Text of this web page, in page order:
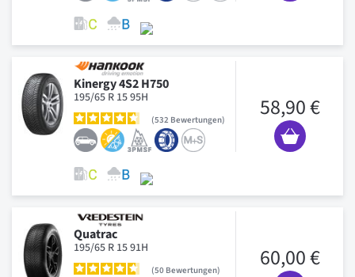
Kinergy 4S2 H750
195/65 R 15 95H
532 Bewertungen 58,90 €
Quatrac
195/65 R 15 91H
50 Bewertungen 60,00 €